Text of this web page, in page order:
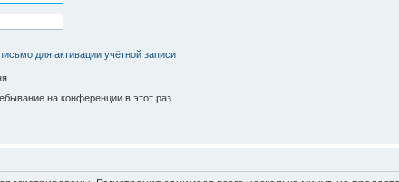
для активации учётной записи
на конференции в этот раз